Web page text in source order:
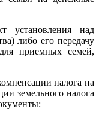
установления над
либо его передачу
приемных семей,
налога на
земельного налога